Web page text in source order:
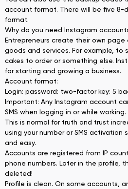
account format. There will be five
format.
Why do you need Instagram
Entrepreneurs create their own
goods and services. For example, to
cakes to order or something else.
for starting and growing a business.
Account format:
Login: password: two-factor key: 5
Important: Any Instagram account
SMS when logging in or while working.
This is normal for truth and trust
using your number or SMS activation
and easy.
Accounts are registered from IP
phone numbers. Later in the profile,
deleted!
Profile is clean. On some accounts,